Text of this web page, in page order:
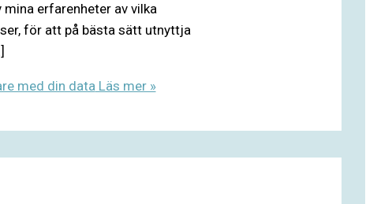
erfarenheter av vilka
för att på bästa sätt utnyttja
med din dataLäs mer »